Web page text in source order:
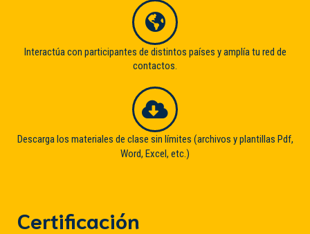
Interactúa con participantes de distintos países y amplía tu red de
contactos.
Descarga los materiales de clase sin límites (archivos y plantillas Pdf,
Word, Excel, etc.)
Certificación